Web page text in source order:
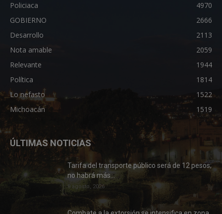
Policiaca
4970
GOBIERNO
2666
Desarrollo
2113
Nota amable
2059
Relevante
1944
Política
1814
Lo nefasto
1522
Michoacán
1519
ÚLTIMAS NOTICIAS
Tarifa del transporte público será de 12 pesos;
no habrá más...
8 agosto, 2026